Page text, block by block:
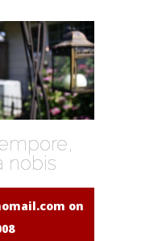
nobis
on